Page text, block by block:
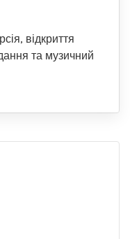
відкриття
та музичний